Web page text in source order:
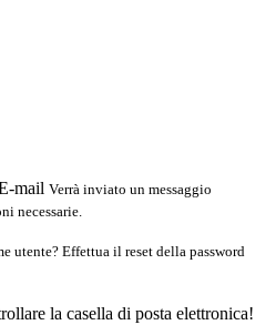
mail Verrà inviato un messaggio
necessarie.
utente? Effettua il reset della password
la casella di posta elettronica!